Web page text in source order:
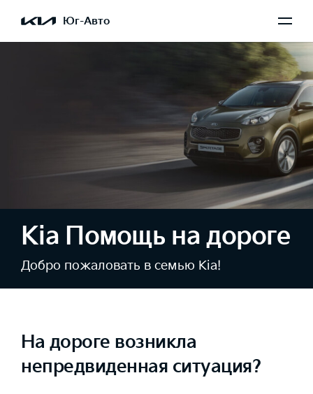
Юг-Авто
Kia Помощь на дороге
Добро пожаловать в семью Kia!
На дороге возникла
непредвиденная ситуация?